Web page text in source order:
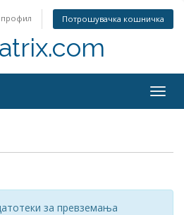
профил Потрошувачка кошничка
за превземања